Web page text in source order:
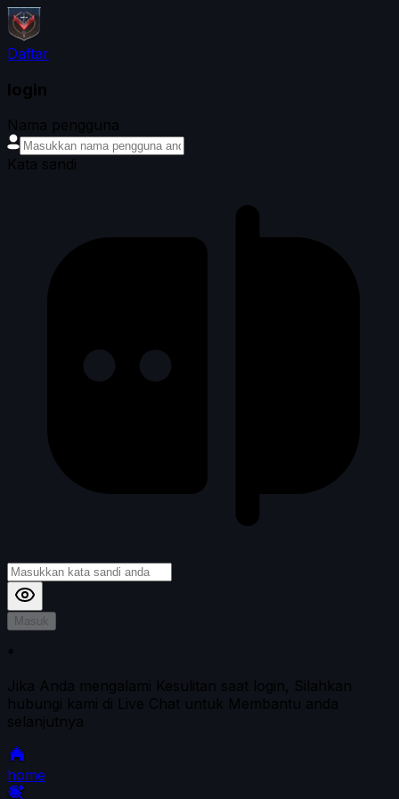
Daftar
login
Nama pengguna
Kata sandi
Masuk
*
Jika Anda mengalami Kesulitan saat login, Silahkan
hubungi kami di Live Chat untuk Membantu anda
selanjutnya
home